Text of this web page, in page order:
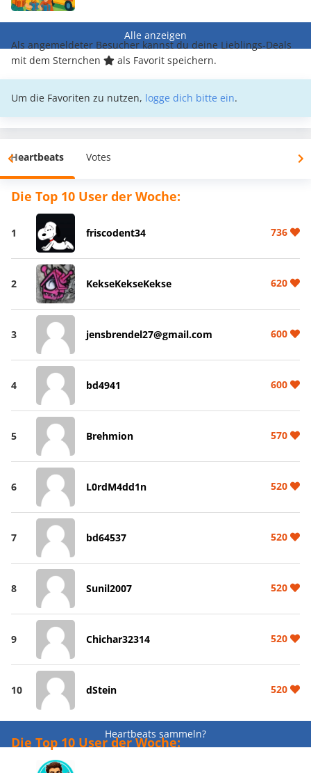
Alle anzeigen
Als angemeldeter Besucher kannst du deine Lieblings-Deals
mit dem Sternchen
als Favorit speichern.
Um die Favoriten zu nutzen, logge dich bitte ein.
Heartbeats Votes
Die Top 10 User der Woche:
1 friscodent34 736
2 KekseKekseKekse 620
3 jensbrendel27@gmail.com 600
4 bd4941 600
5 Brehmion 570
6 L0rdM4dd1n 520
7 bd64537 520
8 Sunil2007 520
9 Chichar32314 520
10 dStein 520
Heartbeats sammeln?
Die Top 10 User der Woche: